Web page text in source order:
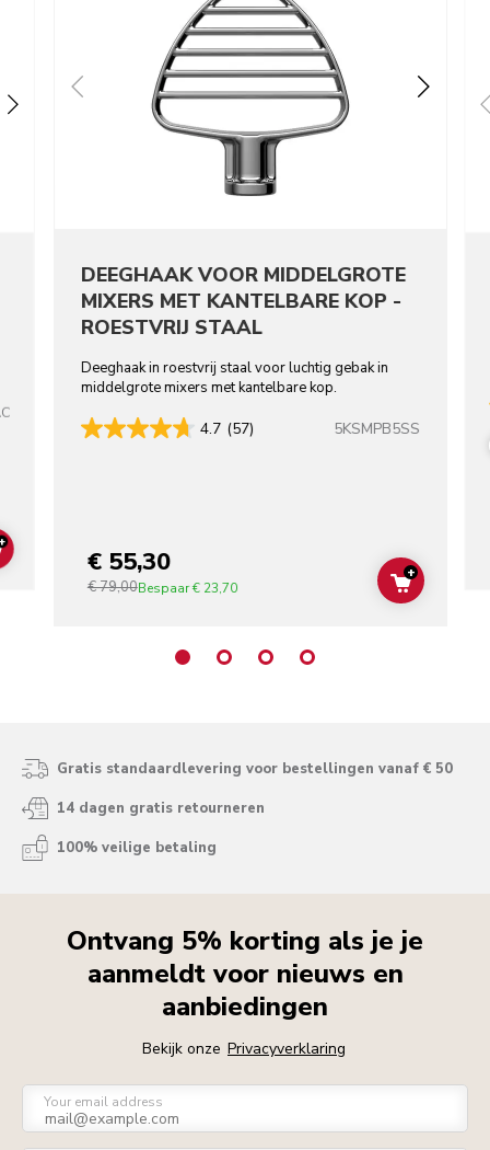
ADD TO CART
DEEGHAAK VOOR MIDDELGROTE
MIXERS MET KANTELBARE KOP -
ROESTVRIJ STAAL
Deeghaak in roestvrij staal voor luchtig gebak in
middelgrote mixers met kantelbare kop.
4.7 (57) 5KSMPB5SS
€ 55,30
€ 79,00Bespaar€ 23,70 ADD TO
+
Gratis standaardlevering voor bestellingen vanaf € 50
14 dagen gratis retourneren
100% veilige betaling
Ontvang 5% korting als je je
aanmeldt voor nieuws en
aanbiedingen
Bekijk onze Privacyverklaring
Your email address